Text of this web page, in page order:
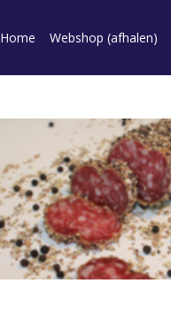
Home Webshop (afhalen)